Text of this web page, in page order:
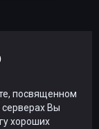
посвященном
Вы
хороших